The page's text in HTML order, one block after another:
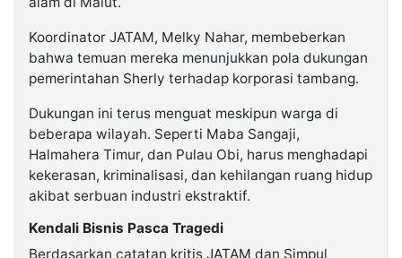
Koordinator JATAM, Melky Nahar, membeberkan
bahwa temuan mereka menunjukkan pola dukungan
pemerintahan Sherly terhadap korporasi tambang.
Dukungan ini terus menguat meskipun warga di
beberapa wilayah. Seperti Maba Sangaji,
Halmahera Timur, dan Pulau Obi, harus menghadapi
kekerasan, kriminalisasi, dan kehilangan ruang hidup
akibat serbuan industri ekstraktif.
Kendali Bisnis Pasca Tragedi
Berdasarkan catatan kritis JATAM dan Simpul